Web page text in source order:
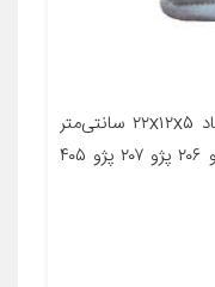
معرفی محصول جزئیات محصول ابعاد ۲۲x۱۲x۵ سانتی‌متر
جنس ویسکوز مناسب برای خودرو پژو ۲۰۶ پژو ۲۰۷ پژو ۴۰۵